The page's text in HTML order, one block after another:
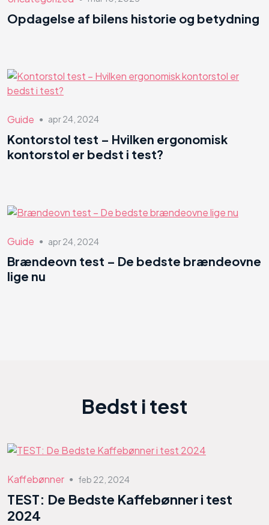
Opdagelse af bilens historie og betydning
Guide ● apr 24, 2024
Kontorstol test – Hvilken ergonomisk
kontorstol er bedst i test?
Guide ● apr 24, 2024
Brændeovn test – De bedste brændeovne
lige nu
Bedst i test
Kaffebønner ● feb 22, 2024
TEST: De Bedste Kaffebønner i test
2024